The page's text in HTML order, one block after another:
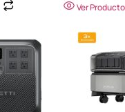
Ver Producto